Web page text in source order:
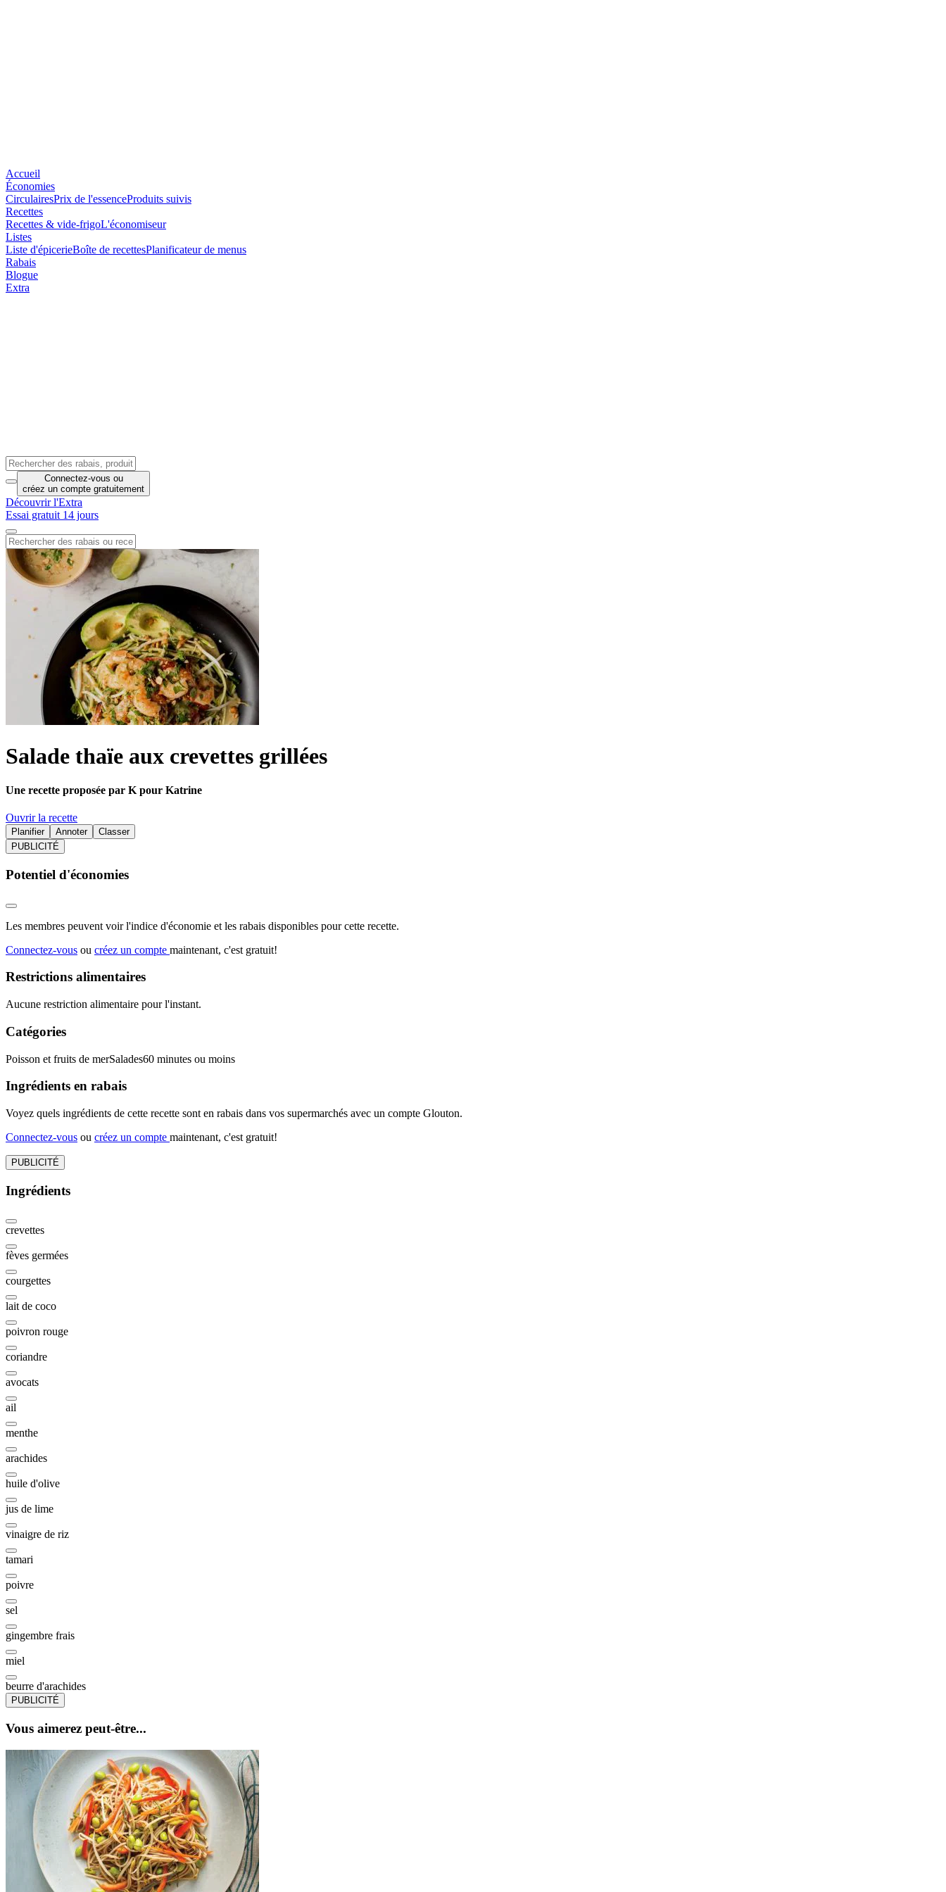
Accueil
Économies
CirculairesPrix de l'essenceProduits suivis
Recettes
Recettes & vide-frigoL'économiseur
Listes
Liste d'épicerieBoîte de recettesPlanificateur de menus
Rabais
Blogue
Extra
Connectez-vous ou
créez un compte gratuitement
Découvrir l'Extra
Essai gratuit 14 jours
Salade thaïe aux crevettes grillées
Une recette proposée par K pour Katrine
Ouvrir la recette
Planifier Annoter
Classer
PUBLICITÉ
Potentiel d'économies
Les membres peuvent voir l'indice d'économie et les rabais disponibles pour cette recette.
Connectez-vous ou créez un compte maintenant, c'est gratuit!
Restrictions alimentaires
Aucune restriction alimentaire pour l'instant.
Catégories
Poisson et fruits de merSalades60 minutes ou moins
Ingrédients en rabais
Voyez quels ingrédients de cette recette sont en rabais dans vos supermarchés avec un compte Glouton.
Connectez-vous ou créez un compte maintenant, c'est gratuit!
PUBLICITÉ
Ingrédients
crevettes
fèves germées
courgettes
lait de coco
poivron rouge
coriandre
avocats
ail
menthe
arachides
huile d'olive
jus de lime
vinaigre de riz
tamari
poivre
sel
gingembre frais
miel
beurre d'arachides
PUBLICITÉ
Vous aimerez peut-être...